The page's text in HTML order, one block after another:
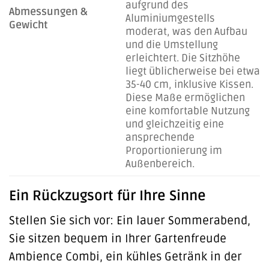
Abmessungen &
Gewicht
aufgrund des
Aluminiumgestells
moderat, was den Aufbau
und die Umstellung
erleichtert. Die Sitzhöhe
liegt üblicherweise bei etwa
35-40 cm, inklusive Kissen.
Diese Maße ermöglichen
eine komfortable Nutzung
und gleichzeitig eine
ansprechende
Proportionierung im
Außenbereich.
Ein Rückzugsort für Ihre Sinne
Stellen Sie sich vor: Ein lauer Sommerabend,
Sie sitzen bequem in Ihrer Gartenfreude
Ambience Combi, ein kühles Getränk in der